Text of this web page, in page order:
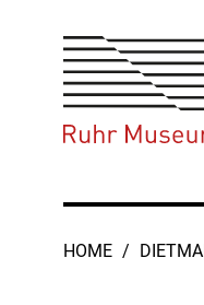
Ruhr
SIE
HOME